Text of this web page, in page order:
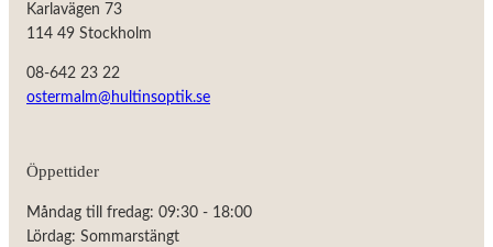
Karlavägen 73
114 49 Stockholm
08-642 23 22
ostermalm@hultinsoptik.se
Öppettider
Måndag till fredag: 09:30 - 18:00
Lördag: Sommarstängt